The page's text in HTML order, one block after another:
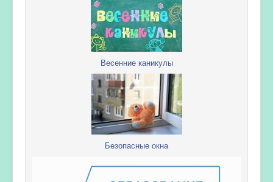
Весенние каникулы
Безопасные окна